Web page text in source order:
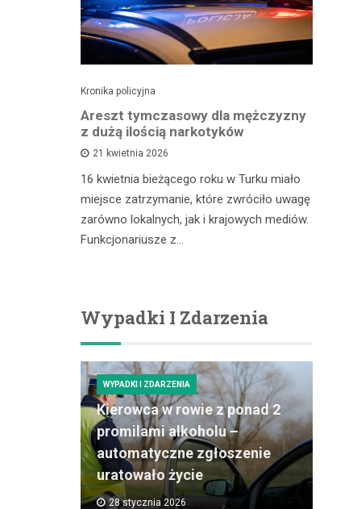
Kronika policyjna
Areszt tymczasowy dla mężczyzny
z dużą ilością narkotyków
21 kwietnia 2026
16 kwietnia bieżącego roku w Turku miało
miejsce zatrzymanie, które zwróciło uwagę
zarówno lokalnych, jak i krajowych mediów.
Funkcjonariusze z…
Wypadki I Zdarzenia
WYPADKI I ZDARZENIA
Kierowca w rowie z ponad 2
promilami alkoholu –
automatyczne zgłoszenie
uratowało życie
28 stycznia 2026